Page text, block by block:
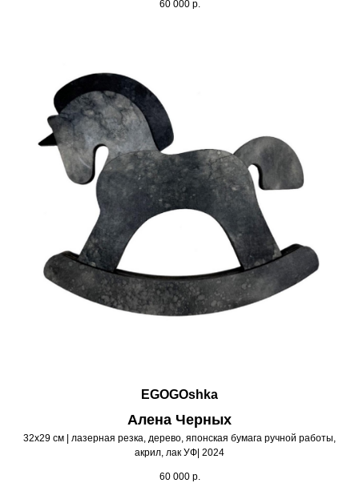
60 000 р.
EGOGOshka
Алена Черных
32х29 см | лазерная резка, дерево, японская бумага ручной работы,
акрил, лак УФ| 2024
60 000 р.